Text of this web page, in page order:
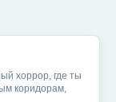
хоррор, где ты
коридорам,